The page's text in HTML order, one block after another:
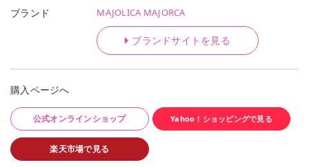
ブランド MAJOLICA MAJORCA
ブランドサイトを見る
購入ページへ
公式オンラインショップ Yahoo！ショッピングで見る
楽天市場で見る